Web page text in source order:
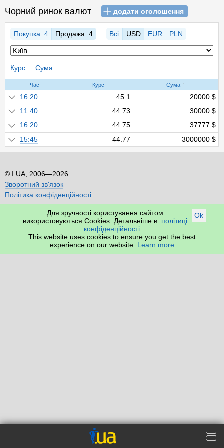
Чорний ринок валют додати оголошення
Покупка: 4 Продажа: 4 Всі USD EUR PLN
Курс Сума
Час Курс Сума
16:20 45.1
20000 $
11:40
44.73
30000 $
16:20
44.75
37777 $
15:45
44.77 3000000 $
I.UA, 2006—2026.
Зворотний зв'язок
Політика конфіденційності
Ok
Для зручності користування сайтом
використовуються Cookies. Детальніше в політиці
конфіденційності
This website uses cookies to ensure you get the best
experience on our website. Learn more